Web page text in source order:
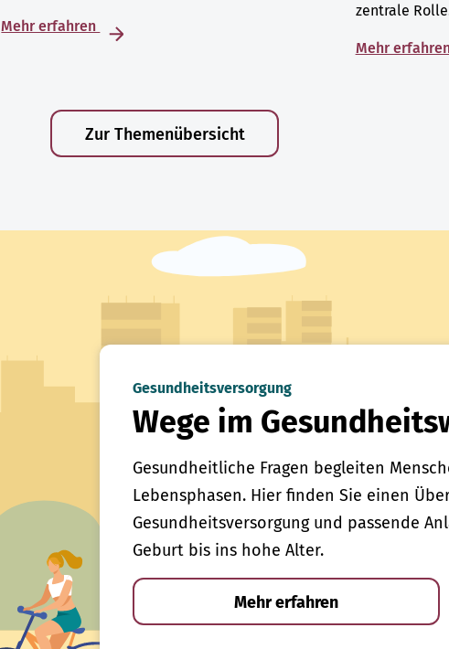
Mehr erfahren
zentrale
Mehr
Zur Themenübersicht
Gesundheitsversorgung
Wege im
Gesundheitliche Fragen begleiten
Lebensphasen. Hier finden Sie einen
Gesundheitsversorgung und passende
Geburt bis ins hohe Alter.
Mehr erfahren